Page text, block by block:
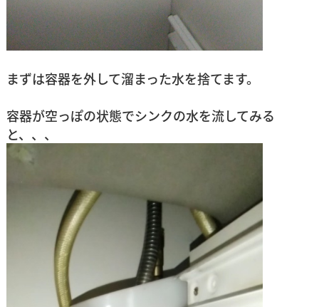
まずは容器を外して溜まった水を捨てます。
容器が空っぽの状態でシンクの水を流してみる
と、、、